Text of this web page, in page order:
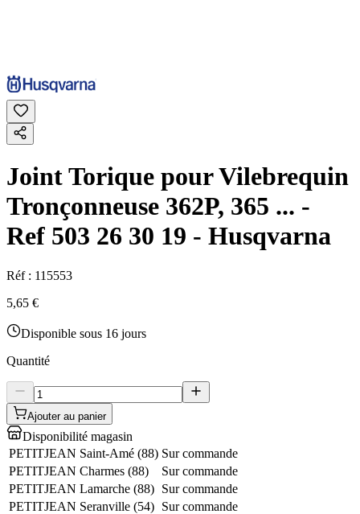
Joint Torique pour Vilebrequin
Tronçonneuse 362P, 365 ... -
Ref 503 26 30 19 - Husqvarna
Réf : 115553
5,65 €
Disponible sous 16 jours
Quantité
Ajouter au panier
Disponibilité magasin
PETITJEAN Saint-Amé (88) Sur commande
PETITJEAN Charmes (88)
Sur commande
PETITJEAN Lamarche (88) Sur commande
PETITJEAN Seranville (54) Sur commande